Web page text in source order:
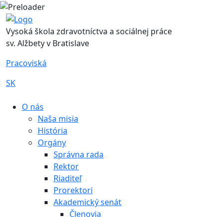
Vysoká škola zdravotníctva a sociálnej práce
sv. Alžbety v Bratislave
Pracoviská
SK
O nás
Naša misia
História
Orgány
Správna rada
Rektor
Riaditeľ
Prorektori
Akademický senát
Členovia